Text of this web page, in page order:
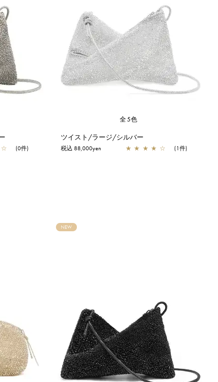
☆ (0件)
全5色
ツイスト/ラージ/シルバー
税込 88,000yen ★ ★ ★ ★ ☆ (1件)
NEW